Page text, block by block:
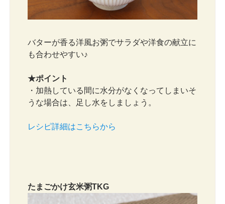
バターが香る洋風お粥でサラダや洋食の献立に
も合わせやすい♪
★ポイント
・加熱している間に水分がなくなってしまいそ
うな場合は、足し水をしましょう。
レシピ詳細はこちらから
たまごかけ玄米粥TKG